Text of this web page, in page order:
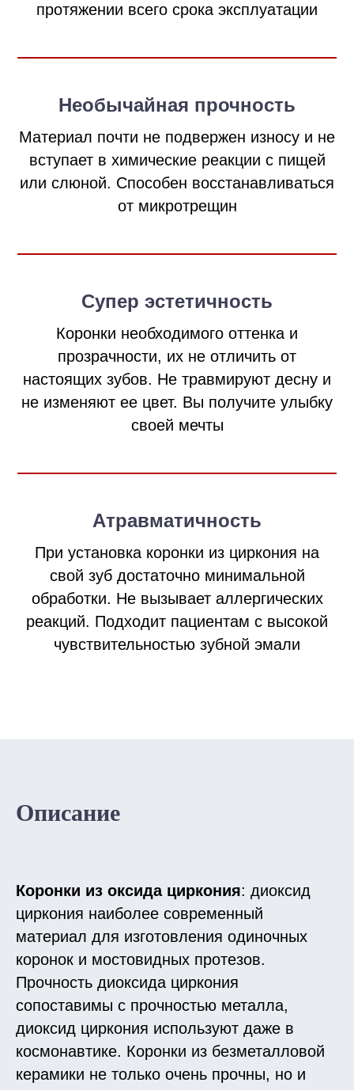
протяжении всего срока эксплуатации
Необычайная прочность
Материал почти не подвержен износу и не
вступает в химические реакции с пищей
или слюной. Способен восстанавливаться
от микротрещин
Супер эстетичность
Коронки необходимого оттенка и
прозрачности, их не отличить от
настоящих зубов. Не травмируют десну и
не изменяют ее цвет. Вы получите улыбку
своей мечты
Атравматичность
При установка коронки из циркония на
свой зуб достаточно минимальной
обработки. Не вызывает аллергических
реакций. Подходит пациентам с высокой
чувствительностью зубной эмали
Описание
Коронки из оксида циркония: диоксид
циркония наиболее современный
материал для изготовления одиночных
коронок и мостовидных протезов.
Прочность диоксида циркония
сопоставимы с прочностью металла,
диоксид циркония используют даже в
космонавтике. Коронки из безметалловой
керамики не только очень прочны, но и